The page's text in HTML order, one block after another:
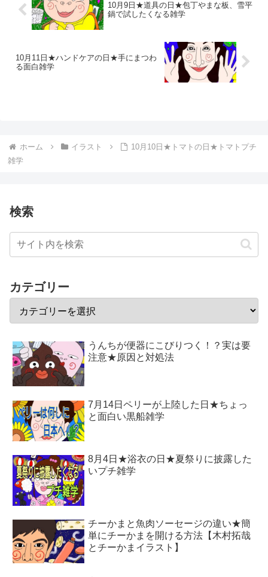
10月9日★道具の日★包丁やまな板、雪平
鍋で試したくなる雑学
10月11日★ハンドケアの日★手にまつわ
る面白雑学
ホーム イラスト
10月10日★トマトの日★トマトプチ
雑学
検索
カテゴリー
うんちが便器にこびりつく！？実は要
注意★原因と対処法
7月14日ペリーが上陸した日★ちょっ
と面白い黒船雑学
8月4日★浴衣の日★夏祭りに披露した
いプチ雑学
チーかまと魚肉ソーセージの違い★簡
単にチーかまを開ける方法【木村拓哉
とチーかまイラスト】